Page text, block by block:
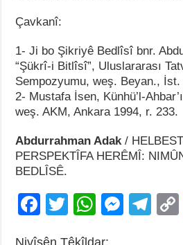
Çavkanî:
1- Ji bo Şikriyê Bedlîsî bnr.
“Şükrî-i Bitlîsî”, Uluslararası
Sempozyumu, weş. Beyan., İst.
2- Mustafa İsen, Künhü’l-
weş. AKM, Ankara 1994, r. 233.
Abdurrahman Adak/
PERSPEKTÎFA HERÊMÎ:
BEDLÎSÊ.
F
T
W
M
T